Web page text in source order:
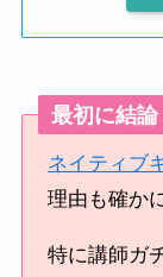
最初に結論
ネイティブ
理由も確か
特に講師ガ